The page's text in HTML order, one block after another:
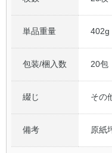
単品重量 402g
包装/梱入数 20包
綴じ その
備考 原紙